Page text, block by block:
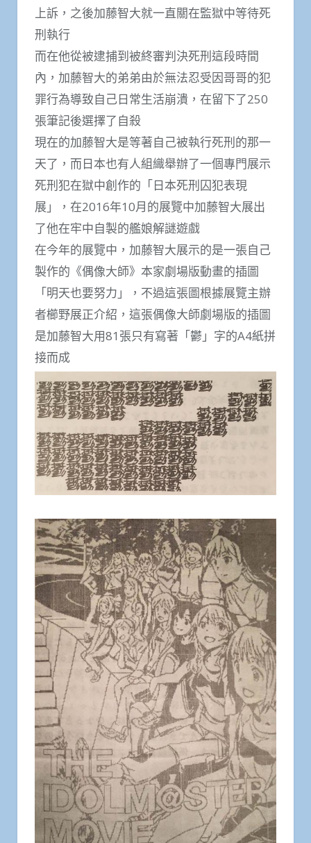
上訴，之後加藤智大就一直關在監獄中等待死
刑執行
而在他從被逮捕到被終審判決死刑這段時間
內，加藤智大的弟弟由於無法忍受因哥哥的犯
罪行為導致自己日常生活崩潰，在留下了250
張筆記後選擇了自殺
現在的加藤智大是等著自己被執行死刑的那一
天了，而日本也有人組織舉辦了一個專門展示
死刑犯在獄中創作的「日本死刑囚犯表現
展」，在2016年10月的展覽中加藤智大展出
了他在牢中自製的艦娘解謎遊戲
在今年的展覽中，加藤智大展示的是一張自己
製作的《偶像大師》本家劇場版動畫的插圖
「明天也要努力」，不過這張圖根據展覽主辦
者櫛野展正介紹，這張偶像大師劇場版的插圖
是加藤智大用81張只有寫著「鬱」字的A4紙拼
接而成